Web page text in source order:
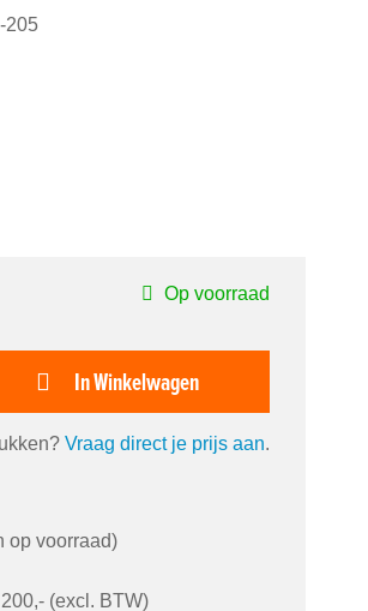
205
Op voorraad
In Winkelwagen
Vraag direct je prijs aan.
op voorraad)
(excl. BTW)